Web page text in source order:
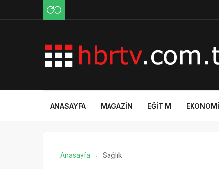
ANASAYFA MAGAZIN EĞITIM EKONOMI
Anasayfa Sağlık